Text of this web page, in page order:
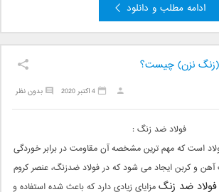
ادامه مطلب و دانلود
نزن) چیست؟
بدون نظر 4 اکتبر 2020
فولاد ضد زنگ :
است که مهم ترین مشخصه آن مقاومت در برابر خوردگی
آهن و کربن ایجاد می شود که در فولاد ضدزنگ، عنصر کروم
فولاد ضد زنگمزایای زیادی دارد که باعث شده استفاده و